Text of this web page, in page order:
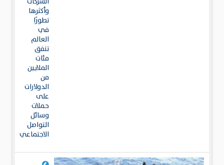
وأكثرها
تطورًا
في
العالم
تنفق
مئات
الملايين
من
الدولارات
على
حملات
وسائل
التواصل
الاجتماعي